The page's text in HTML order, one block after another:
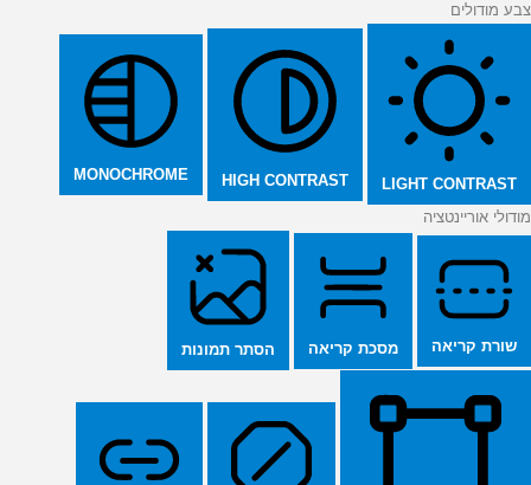
צבע מודולים
LIGHT CONTRAST
HIGH CONTRAST
MONOCHROME
מודולי אוריינטציה
שורת קריאה מסכת קריאה הסתר תמונות